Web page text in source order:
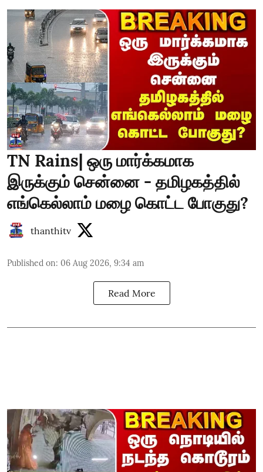
TN Rains| ஒரு மார்க்கமாக
இருக்கும் சென்னை - தமிழகத்தில்
எங்கெல்லாம் மழை கொட்ட போகுது?
thanthitv
Published on: 06 Aug 2026, 9:34 am
Read More